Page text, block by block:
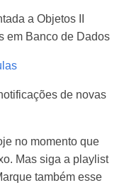
a Objetos II
em Banco de Dados
de novas
no momento que
Mas siga a playlist
também esse